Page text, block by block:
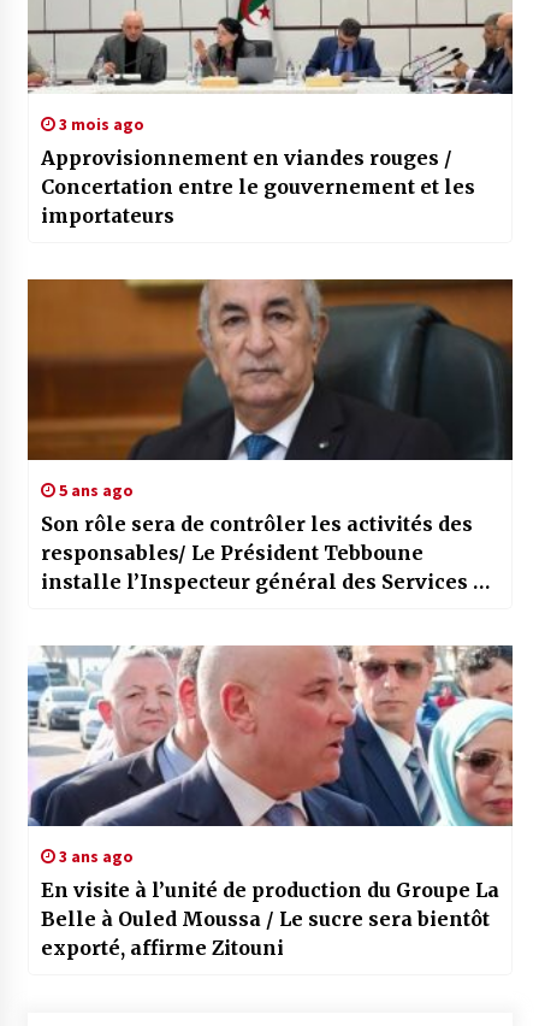
3 mois ago
Approvisionnement en viandes rouges /
Concertation entre le gouvernement et les
importateurs
5 ans ago
Son rôle sera de contrôler les activités des
responsables/ Le Président Tebboune
installe l’Inspecteur général des Services de
Présidence de la République
3 ans ago
En visite à l’unité de production du Groupe La
Belle à Ouled Moussa / Le sucre sera bientôt
exporté, affirme Zitouni